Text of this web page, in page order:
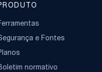
e Fontes
normativo